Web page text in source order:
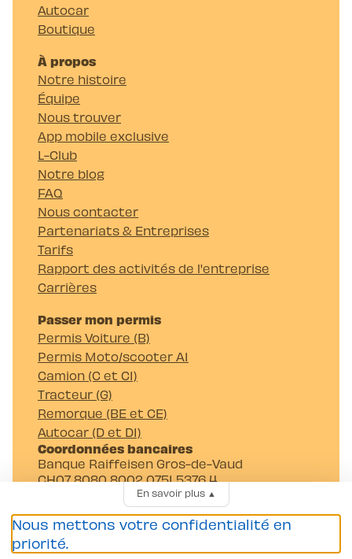
Autocar
Boutique
À propos
Notre histoire
Équipe
Nous trouver
App mobile exclusive
L-Club
Notre blog
FAQ
Nous contacter
Partenariats & Entreprises
Tarifs
Rapport des activités de l'entreprise
Carrières
Passer mon permis
Permis Voiture (B)
Permis Moto/scooter A1
Camion (C et C1)
Tracteur (G)
Remorque (BE et CE)
Autocar (D et D1)
Coordonnées bancaires
Banque Raiffeisen Gros-de-Vaud
CH07 8080 8002 0751 5376 4
Auto-Moto-Ecole Pittet SA
Av. Juste-Olivier 23 1006 Lausanne
En savoir plus▲
Nous mettons votre confidentialité en
priorité.